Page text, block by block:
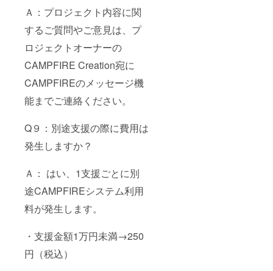
Ａ：プロジェクト内容に関
するご質問やご意見は、プ
ロジェクトオーナーの
CAMPFIRE Creation宛に
CAMPFIREのメッセージ機
能までご連絡ください。
Q９：別途支援の際に費用は
発生しますか？
Ａ： はい、1支援ごとに別
途CAMPFIREシステム利用
料が発生します。
・支援金額1万円未満→250
円（税込）